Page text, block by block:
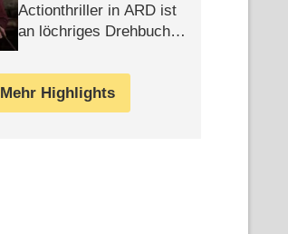
Actionthriller in ARD ist
an löchriges Drehbuch
Mehr Highlights